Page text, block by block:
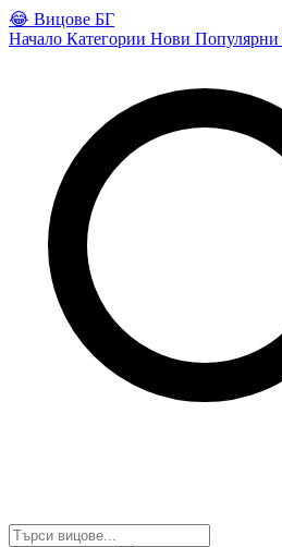
😂 Вицове БГ
Начало Категории Нови Популярни